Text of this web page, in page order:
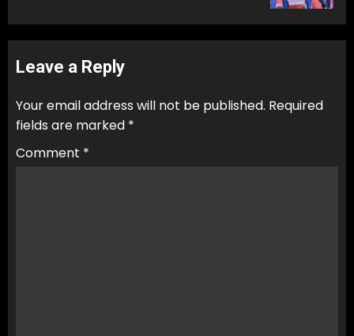
Leave a Reply
Your email address will not be published. Required
fields are marked *
Comment *